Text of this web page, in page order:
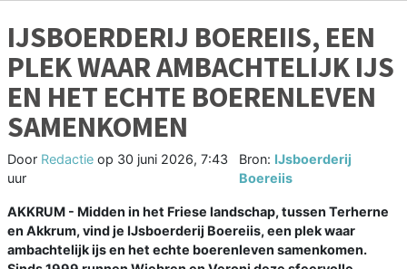
IJSBOERDERIJ BOEREIIS, EEN
PLEK WAAR AMBACHTELIJK IJS
EN HET ECHTE BOERENLEVEN
SAMENKOMEN
Door Redactie op 30 juni 2026, 7:43
uur
Bron: IJsboerderij
Boereiis
AKKRUM - Midden in het Friese landschap, tussen Terherne
en Akkrum, vind je IJsboerderij Boereiis, een plek waar
ambachtelijk ijs en het echte boerenleven samenkomen.